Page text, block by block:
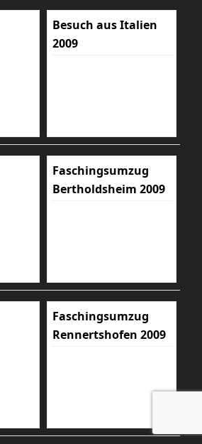
Besuch aus Italien
2009
Faschingsumzug
Bertholdsheim 2009
Faschingsumzug
Rennertshofen 2009